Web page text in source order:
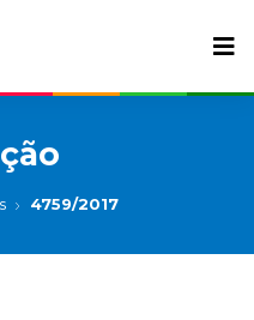
4759/2017